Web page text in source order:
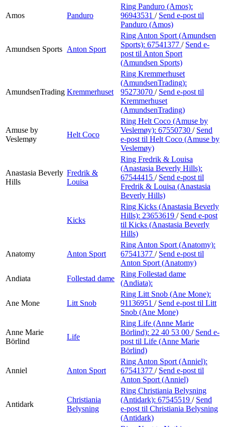
Amos Panduro
Ring Panduro (Amos):
96943531 / Send e-post til
Panduro (Amos)
Amundsen Sports Anton Sport
Ring Anton Sport (Amundsen
Sports): 67541377 / Send e-
post til Anton Sport
(Amundsen Sports)
AmundsenTrading Kremmerhuset
Ring Kremmerhuset
(AmundsenTrading):
95273070 / Send e-post til
Kremmerhuset
(AmundsenTrading)
Amuse by
Veslemøy
Helt Coco
Ring Helt Coco (Amuse by
Veslemøy): 67550730 / Send
e-post til Helt Coco (Amuse by
Veslemøy)
Anastasia Beverly
Hills
Fredrik &
Louisa
Ring Fredrik & Louisa
(Anastasia Beverly Hills):
67544415 / Send e-post til
Fredrik & Louisa (Anastasia
Beverly Hills)
Kicks
Ring Kicks (Anastasia Beverly
Hills): 23653619 / Send e-post
til Kicks (Anastasia Beverly
Hills)
Anatomy Anton Sport
Ring Anton Sport (Anatomy):
67541377 / Send e-post til
Anton Sport (Anatomy)
Andiata
Follestad dame
Ring Follestad dame
(Andiata):
Ane Mone Litt Snob
Ring Litt Snob (Ane Mone):
91136951 / Send e-post til Litt
Snob (Ane Mone)
Anne Marie
Börlind
Life
Ring Life (Anne Marie
Börlind): 22 40 53 00 / Send e-
post til Life (Anne Marie
Börlind)
Anniel Anton Sport
Ring Anton Sport (Anniel):
67541377 / Send e-post til
Anton Sport (Anniel)
Antidark
Christiania
Belysning
Ring Christiania Belysning
(Antidark): 67545519 / Send
e-post til Christiania Belysning
(Antidark)